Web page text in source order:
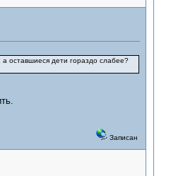
оставшиеся дети гораздо слабее?
Записан